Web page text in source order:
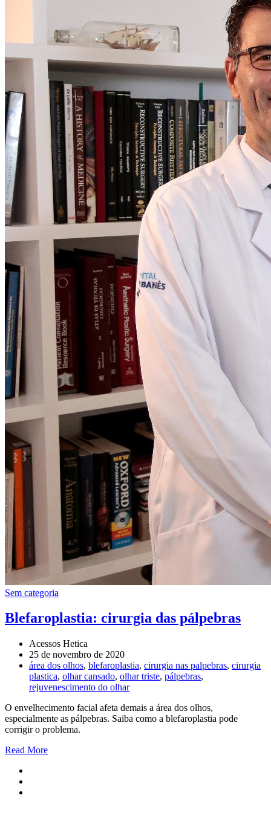
Sem categoria
Blefaroplastia: cirurgia das pálpebras
Acessos Hetica
25 de novembro de 2020
área dos olhos, blefaroplastia, cirurgia nas palpebras, cirurgia
plastica, olhar cansado, olhar triste, pálpebras,
rejuvenescimento do olhar
O envelhecimento facial afeta demais a área dos olhos,
especialmente as pálpebras. Saiba como a blefaroplastia pode
corrigir o problema.
Read More